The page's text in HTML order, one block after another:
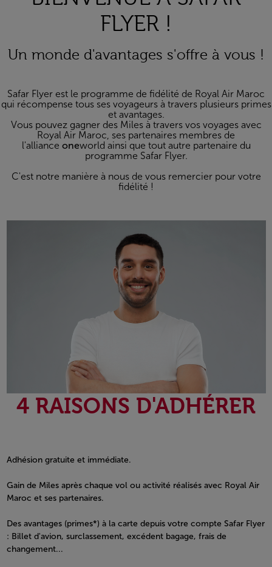
FLYER !
Un monde d'avantages s'offre à vous !
Safar Flyer est le programme de fidélité de Royal Air Maroc
qui récompense tous ses voyageurs à travers plusieurs primes
et avantages.
Vous pouvez gagner des Miles à travers vos voyages avec
Royal Air Maroc, ses partenaires membres de
l'alliance oneworld ainsi que tout autre partenaire du
programme Safar Flyer.
C'est notre manière à nous de vous remercier pour votre
fidélité !
4 RAISONS D'ADHÉRER
Adhésion gratuite et immédiate.
Gain de Miles après chaque vol ou activité réalisés avec Royal Air
Maroc et ses partenaires.
Des avantages (primes*) à la carte depuis votre compte Safar Flyer
: Billet d'avion, surclassement, excédent bagage, frais de
changement...